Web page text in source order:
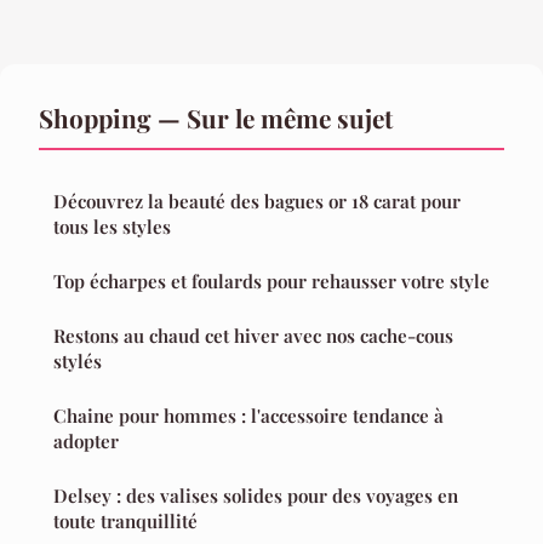
Shopping — Sur le même sujet
Découvrez la beauté des bagues or 18 carat pour
tous les styles
Top écharpes et foulards pour rehausser votre style
Restons au chaud cet hiver avec nos cache-cous
stylés
Chaine pour hommes : l'accessoire tendance à
adopter
Delsey : des valises solides pour des voyages en
toute tranquillité